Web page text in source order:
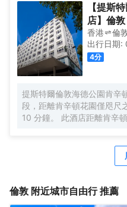
房實用且富有設計感，配
您前來入住體驗。酒店還設
悠閒的協同辦公空間，適合
【提斯
店】倫
香港 倫
出行日期:
4分
提斯特爾倫敦海德公園肯辛
段，距離肯辛頓花園僅咫尺
10 分鐘。 此酒店距離肯辛
Brasserie啤酒店享用國際
幾杯，欣賞花園景色。也可
7:00 至 10:00，週末 7:00
倫敦 附近城市自由行 推薦